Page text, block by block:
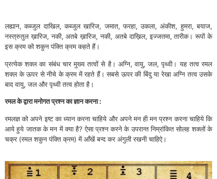
लह्यान, कब्जुल दाखिल, कब्जुल खारिज, जमात, फरहा, उकला, अंकीश, हुमरा, बयाज,
नस्त्रुतुल ख़ारिज, नकी, अतबे ख़ारिज, नकी, अतबे दाख़िल, इज्जतमा, तारीक। रूपों के
इस क्रम को शकुन पंक्ति क्रम कहते हैं।
प्रत्येक शक्ल का संबंध चार मुख्य तत्वों से है। अग्नि, वायु, जल, पृथ्वी। यह तत्व रमल
शक्ल के ऊपर से नीचे के क्रम में रहते हैं। सबसे ऊपर की बिंदु या रेखा अग्नि तत्व उसके
बाद वायु, जल और पृथ्वी तत्व होता है।
रमल के द्वारा मनोगत प्रश्न का ज्ञान करना :
रमलज्ञ को अपने इष्ट का ध्यान करना चाहिये और अपने मन ही मन प्रश्न करना चाहिये कि
आये हुये जातक के मन में क्या है? ऐसा प्रश्न करने के उपरान्त निम्रांकित सोलह शक्लों के
चक्र (रमल शकुन पंक्ति क्रम) में आँखें बन्द कर अंगुली रखनी चाहिऐ।